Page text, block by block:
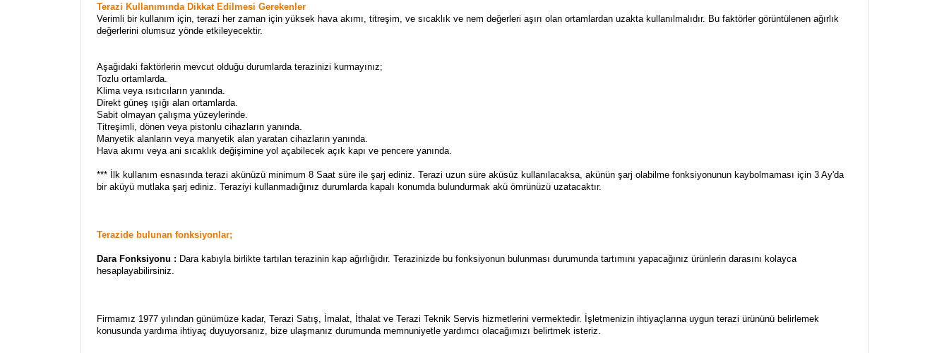
Terazi Kullanımında Dikkat Edilmesi Gerekenler
Verimli bir kullanım için, terazi her zaman için yüksek hava akımı, titreşim, ve sıcaklık ve nem değerleri aşırı olan ortamlardan uzakta kullanılmalıdır. Bu faktörler görüntülenen ağırlık
değerlerini olumsuz yönde etkileyecektir.
Aşağıdaki faktörlerin mevcut olduğu durumlarda terazinizi kurmayınız;
Tozlu ortamlarda.
Klima veya ısıtıcıların yanında.
Direkt güneş ışığı alan ortamlarda.
Sabit olmayan çalışma yüzeylerinde.
Titreşimli, dönen veya pistonlu cihazların yanında.
Manyetik alanların veya manyetik alan yaratan cihazların yanında.
Hava akımı veya ani sıcaklık değişimine yol açabilecek açık kapı ve pencere yanında.
*** İlk kullanım esnasında terazi akünüzü minimum 8 Saat süre ile şarj ediniz. Terazi uzun süre aküsüz kullanılacaksa, akünün şarj olabilme fonksiyonunun kaybolmaması için 3 Ay'da
bir aküyü mutlaka şarj ediniz. Teraziyi kullanmadığınız durumlarda kapalı konumda bulundurmak akü ömrünüzü uzatacaktır.
Terazide bulunan fonksiyonlar;
Dara Fonksiyonu : Dara kabıyla birlikte tartılan terazinin kap ağırlığıdır. Terazinizde bu fonksiyonun bulunması durumunda tartımını yapacağınız ürünlerin darasını kolayca
hesaplayabilirsiniz.
Firmamız 1977 yılından günümüze kadar, Terazi Satış, İmalat, İthalat ve Terazi Teknik Servis hizmetlerini vermektedir. İşletmenizin ihtiyaçlarına uygun terazi ürününü belirlemek
konusunda yardıma ihtiyaç duyuyorsanız, bize ulaşmanız durumunda memnuniyetle yardımcı olacağımızı belirtmek isteriz.